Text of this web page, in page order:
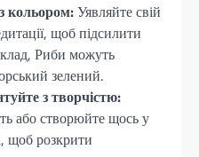
кольором:Уявляйте свій
щоб підсилити
Риби можуть
зелений.
з творчістю:
або створюйте щось у
щоб розкрити